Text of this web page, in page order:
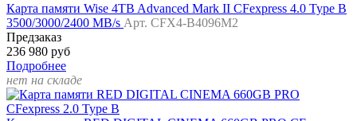
Карта памяти Wise 4TB Advanced Mark II CFexpress 4.0 Type B
3500/3000/2400 MB/s Арт. CFX4-B4096M2
Предзаказ
236 980 руб
Подробнее
нет на складе